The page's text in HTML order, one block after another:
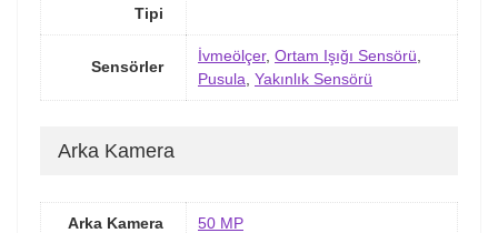
Tipi
Sensörler
İvmeölçer, Ortam Işığı Sensörü
Pusula Yakınlık Sensörü
Arka Kamera
Arka Kamera
50 MP